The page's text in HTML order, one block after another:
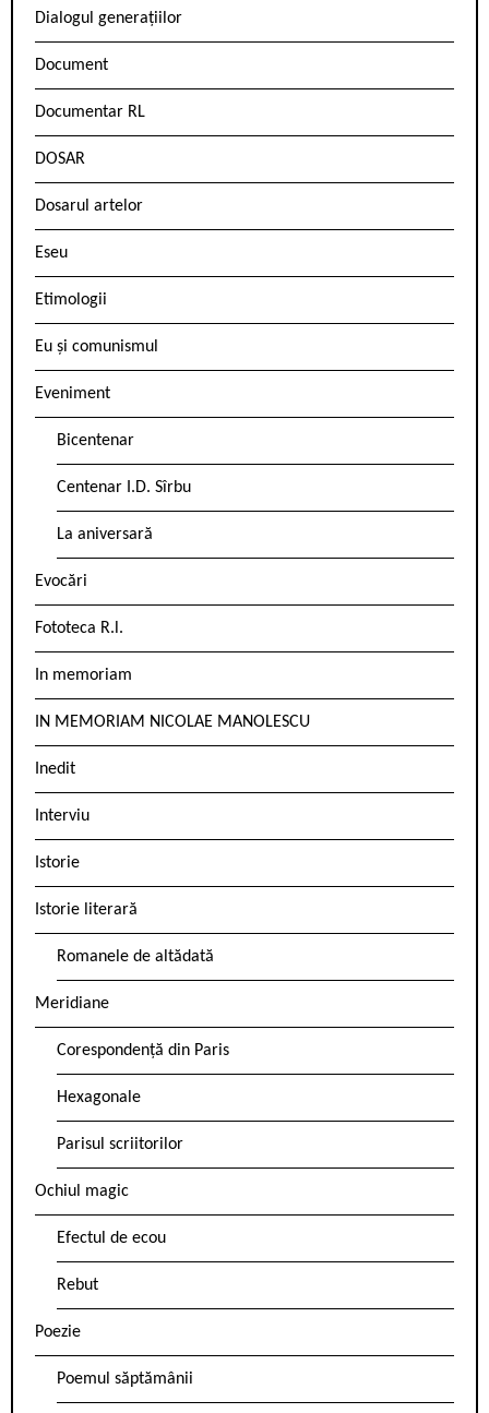
Dialogul generațiilor
Document
Documentar RL
DOSAR
Dosarul artelor
Eseu
Etimologii
Eu și comunismul
Eveniment
Bicentenar
Centenar I.D. Sîrbu
La aniversară
Evocări
Fototeca R.l.
In memoriam
IN MEMORIAM NICOLAE MANOLESCU
Inedit
Interviu
Istorie
Istorie literară
Romanele de altădată
Meridiane
Corespondență din Paris
Hexagonale
Parisul scriitorilor
Ochiul magic
Efectul de ecou
Rebut
Poezie
Poemul săptămânii